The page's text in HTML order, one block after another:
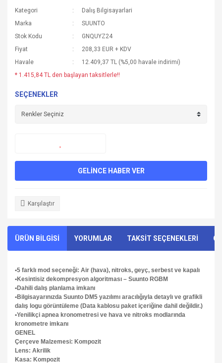
Kategori
Dalış Bilgisayarlari
Marka
SUUNTO
Stok Kodu
GNQUYZ24
Fiyat
208,33 EUR + KDV
Havale
12.409,37 TL (%5,00 havale indirimi)
* 1.415,84 TL den başlayan taksitlerle!!
SEÇENEKLER
GELİNCE HABER VER
Karşılaştır
ÜRÜN BİLGİSİ YORUMLAR TAKSİT SEÇENEKLERİ
•5 farklı mod seçeneği: Air (hava), nitroks, geyç, serbest ve kapalı
•Kesintisiz dekompresyon algoritması – Suunto RGBM
•Dahili dalış planlama imkanı
•Bilgisayarınızda Suunto DM5 yazılımı aracılığıyla detaylı ve grafikli
dalış logu görüntüleme (Data kablosu paket içeriğine dahil değildir.)
•Yenilikçi apnea kronometresi ve hava ve nitroks modlarında
kronometre imkanı
GENEL
Çerçeve Malzemesi: Kompozit
Lens: Akrilik
Kasa: Kompozit